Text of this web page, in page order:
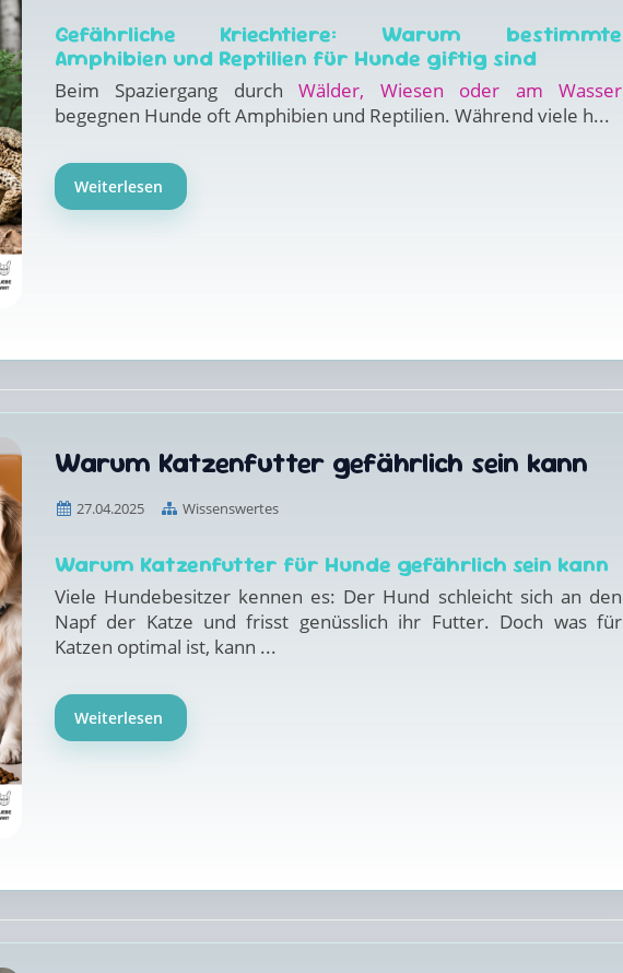
Gefährliche Kriechtiere: Warum bestimmte
Amphibien und Reptilien für Hunde giftig sind
Beim Spaziergang durchWälder, Wiesen oder am Wasser
begegnen Hunde oft Amphibien und Reptilien. Während viele h...
Weiterlesen
Warum Katzenfutter gefährlich sein kann
27.04.2025 Wissenswertes
Warum Katzenfutter für Hunde gefährlich sein kann
Viele Hundebesitzer kennen es: Der Hund schleicht sich an den
Napf der Katze und frisst genüsslich ihr Futter. Doch was für
Katzen optimal ist, kann ...
Weiterlesen